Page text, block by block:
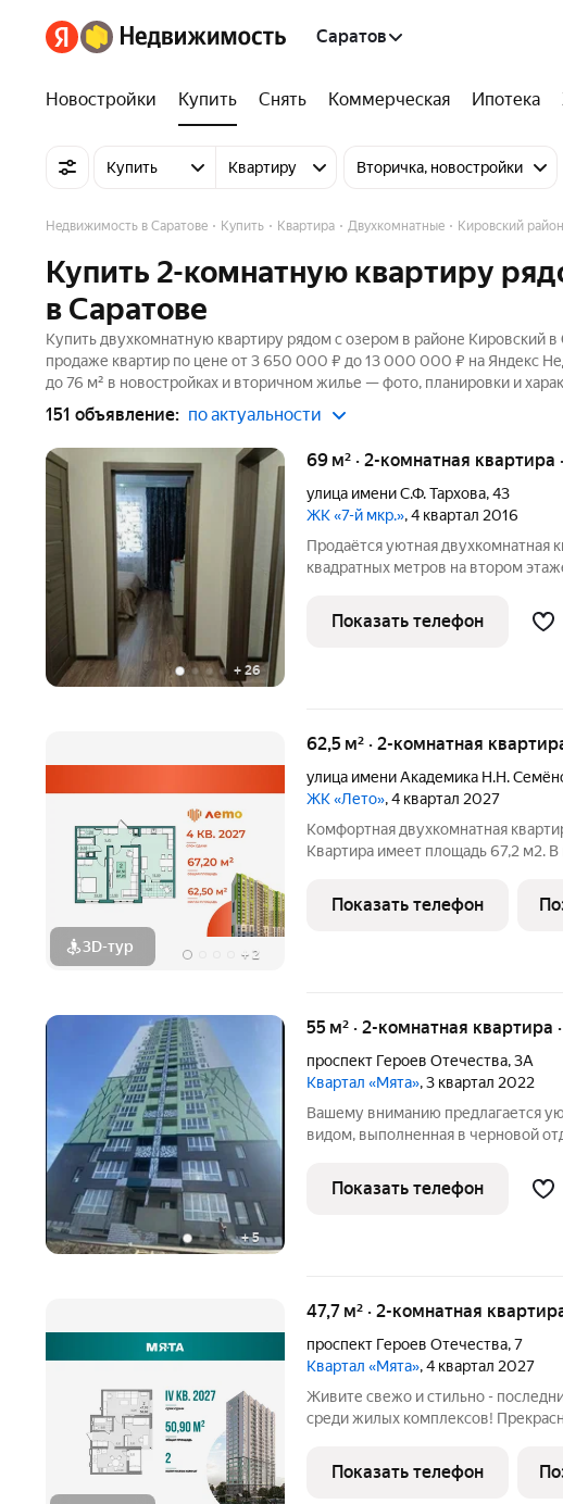
Саратов
Новостройки Купить Снять Коммерческая Ипотека
Купить Квартиру Вторичка, новостройки
Недвижимость в Саратове Купить Квартира Двухкомнатные Кировский район
Купить 2-комнатную квартиру
в Саратове
Купить двухкомнатную квартиру рядом с озером в районе Кировский
продаже квартир по цене от 3 650 000 ₽ до 13 000 000 ₽ на Яндекс
до 76 м² в новостройках и вторичном жилье — фото, планировки и
151 объявление: по актуальности
+ 26
69 м² · 2-комнатная квартира
улица имени С.Ф. Тархова,43
ЖК «7-й мкр.», 4 квартал 2016
Продаётся уютная двухкомнатная
квадратных метров на втором
Солнечный-2, улица имени
в 2016 году,
Показать телефон
3D-тур + 2
62,5 м² · 2-комнатная
улица имени Академика Н.Н.
ЖК «Лето», 4 квартал 2027
Комфортная двухкомнатная
Квартира имеет площадь 67,2 м2. В
выходом на лоджию с панорамным
разместить
Показать телефон
+5
55 м² · 2-комнатная квартира
проспект Героев Отечества,3А
Квартал «Мята», 3 квартал 2022
Вашему вниманию предлагается
видом, выполненная в черновой
велосипедная на первом этаже,
следящий за порядком.
Показать телефон
47,7 м² · 2-комнатная
проспект Героев Отечества,7
Квартал «Мята», 4 квартал 2027
Живите свежо и стильно -
среди жилых комплексов!
потребности. Для тех, кто любит
семьей, просторную
Показать телефон